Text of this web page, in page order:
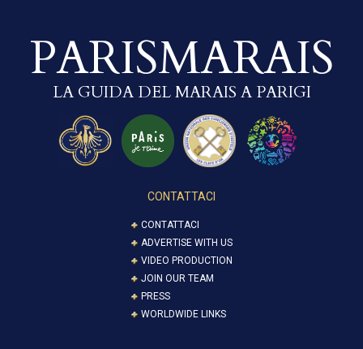
PARISMARAIS
LA GUIDA DEL MARAIS A PARIGI
CONTATTACI
CONTATTACI
ADVERTISE WITH US
VIDEO PRODUCTION
JOIN OUR TEAM
PRESS
WORLDWIDE LINKS